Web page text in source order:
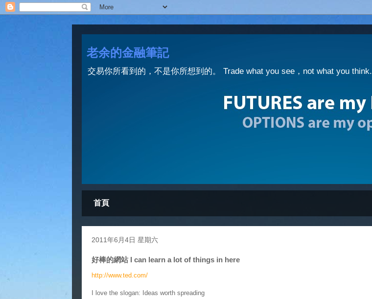
老余的金融筆記
交易你所看到的，不是你所想到的。 Trade what you see，not what you think.
首頁
2011年6月4日 星期六
好棒的網站 I can learn a lot of things in here
http://www.ted.com/
I love the slogan: Ideas worth spreading